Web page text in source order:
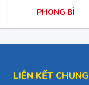
PHONG BÌ
LIÊN KẾT CHUNG